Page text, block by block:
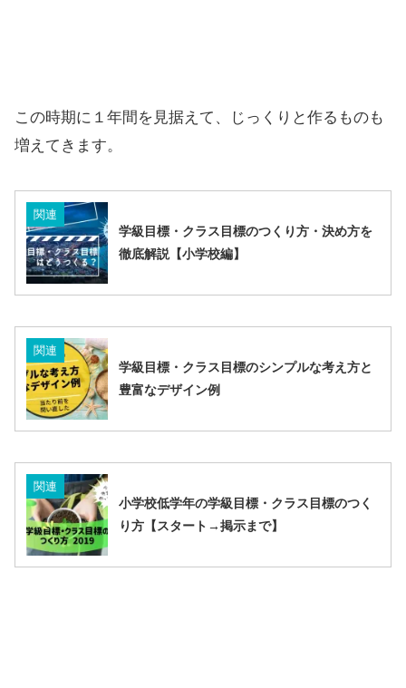
この時期に１年間を見据えて、じっくりと作るものも
増えてきます。
関連
学級目標・クラス目標のつくり方・決め方を
徹底解説【小学校編】
関連
学級目標・クラス目標のシンプルな考え方と
豊富なデザイン例
関連
小学校低学年の学級目標・クラス目標のつく
り方【スタート→掲示まで】